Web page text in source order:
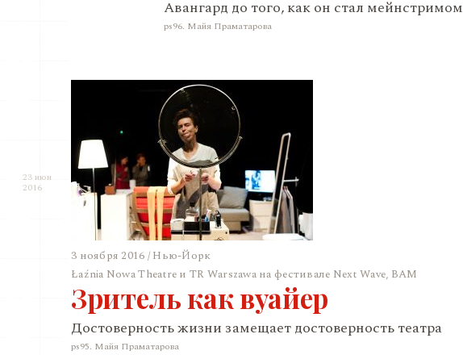
23 июн
2016
Авангард до того, как он стал мейнстримом
ps96. Майя Праматарова
3 ноября 2016 / Нью-Йорк
Łaźnia Nowa Theatre и TR Warszawa на фестивале Next Wave, BAM
Зритель как вуайер
Достоверность жизни замещает достоверность театра
ps95. Майя Праматарова